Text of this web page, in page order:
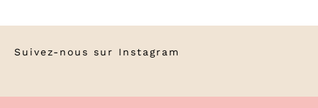
Suivez-nous sur Instagram